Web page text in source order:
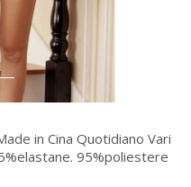
in Cina Quotidiano Vari
95%poliestere